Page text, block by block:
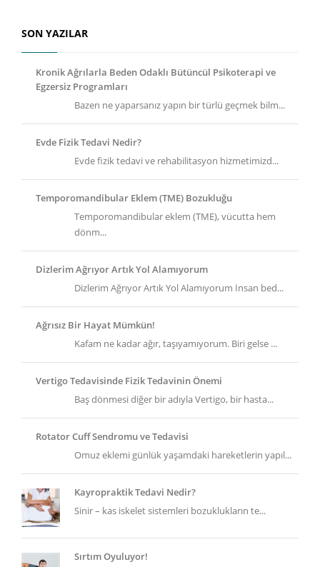
SON YAZILAR
Kronik Ağrılarla Beden Odaklı Bütüncül Psikoterapi ve
Egzersiz Programları
Bazen ne yaparsanız yapın bir türlü geçmek bilm...
Evde Fizik Tedavi Nedir?
Evde fizik tedavi ve rehabilitasyon hizmetimizd...
Temporomandibular Eklem (TME) Bozukluğu
Temporomandibular eklem (TME), vücutta hem
dönm...
Dizlerim Ağrıyor Artık Yol Alamıyorum
Dizlerim Ağrıyor Artık Yol Alamıyorum İnsan bed...
Ağrısız Bir Hayat Mümkün!
Kafam ne kadar ağır, taşıyamıyorum. Biri gelse ...
Vertigo Tedavisinde Fizik Tedavinin Önemi
Baş dönmesi diğer bir adıyla Vertigo, bir hasta...
Rotator Cuff Sendromu ve Tedavisi
Omuz eklemi günlük yaşamdaki hareketlerin yapıl...
Kayropraktik Tedavi Nedir?
Sinir – kas iskelet sistemleri bozuklukların te...
Sırtım Oyuluyor!